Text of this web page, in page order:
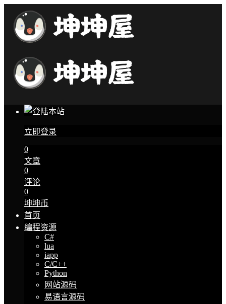
立即登录
0
文章
0
评论
0
坤坤币
首页
编程资源
C#
lua
iapp
C/C++
Python
网站源码
易语言源码